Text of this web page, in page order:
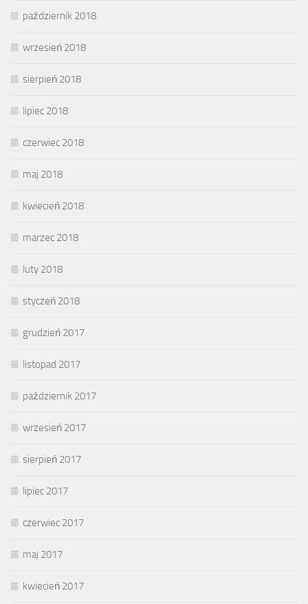
październik 2018
wrzesień 2018
sierpień 2018
lipiec 2018
czerwiec 2018
maj 2018
kwiecień 2018
marzec 2018
luty 2018
styczeń 2018
grudzień 2017
listopad 2017
październik 2017
wrzesień 2017
sierpień 2017
lipiec 2017
czerwiec 2017
maj 2017
kwiecień 2017